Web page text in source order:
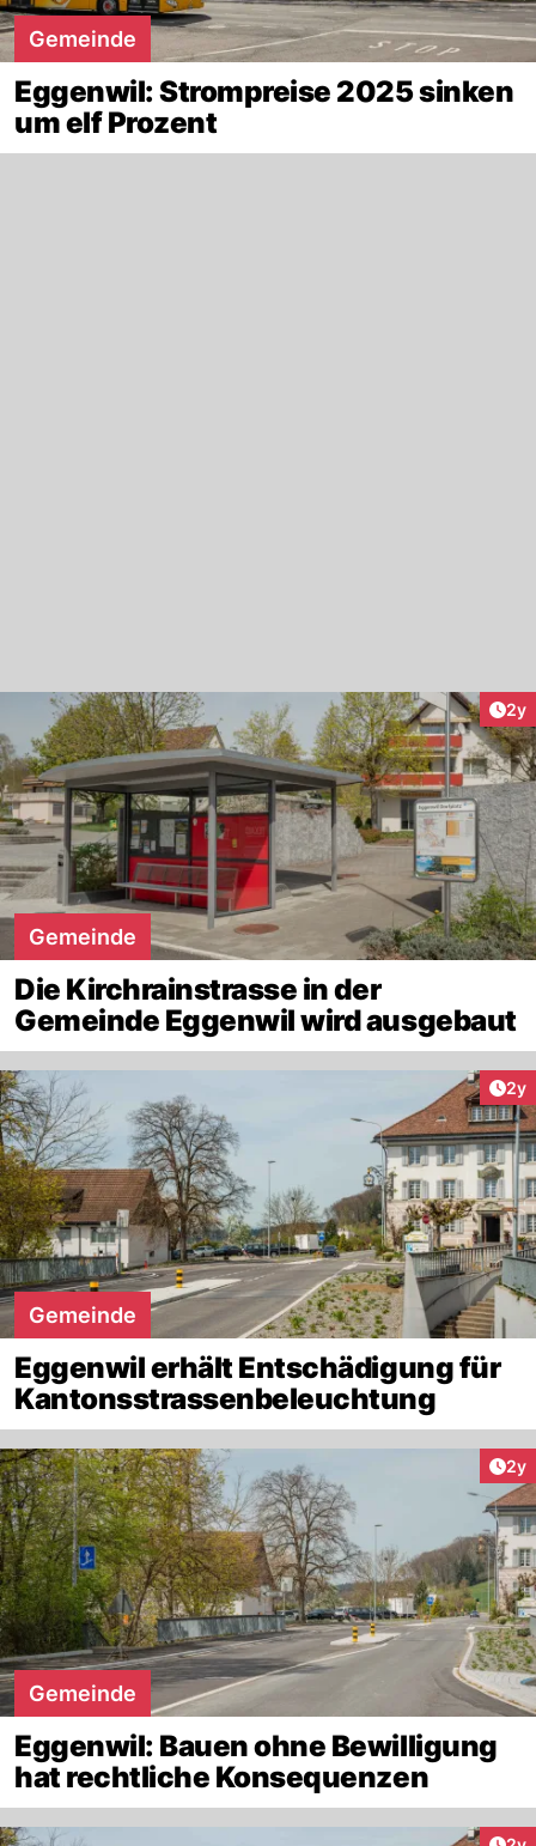
Gemeinde
Eggenwil: Strompreise 2025 sinken
um elf Prozent
2y
Gemeinde
Die Kirchrainstrasse in der
Gemeinde Eggenwil wird ausgebaut
2y
Gemeinde
Eggenwil erhält Entschädigung für
Kantonsstrassenbeleuchtung
2y
Gemeinde
Eggenwil: Bauen ohne Bewilligung
hat rechtliche Konsequenzen